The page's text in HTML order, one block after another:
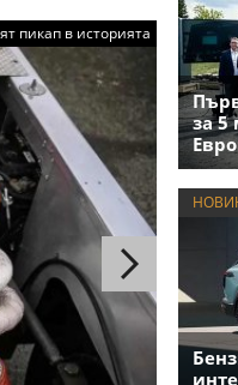
пикап в историята
за 5